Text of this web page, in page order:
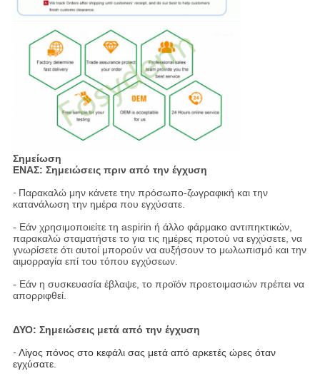
Σημείωση
ΕΝΑΣ: Σημειώσεις πριν από την έγχυση
- Παρακαλώ μην κάνετε την πρόσωπο-ζωγραφική και την
κατανάλωση την ημέρα που εγχύσατε.
- Εάν χρησιμοποιείτε τη aspirin ή άλλο φάρμακο αντιπηκτικών,
παρακαλώ σταματήστε το για τις ημέρες προτού να εγχύσετε, να
γνωρίσετε ότι αυτοί μπορούν να αυξήσουν το μωλωπισμό και την
αιμορραγία επί του τόπου εγχύσεων.
- Εάν η συσκευασία έβλαψε, το προϊόν προετοιμασιών πρέπει να
απορριφθεί.
ΔΥΟ: Σημειώσεις μετά από την έγχυση
- Λίγος πόνος στο κεφάλι σας μετά από αρκετές ώρες όταν
εγχύσατε.